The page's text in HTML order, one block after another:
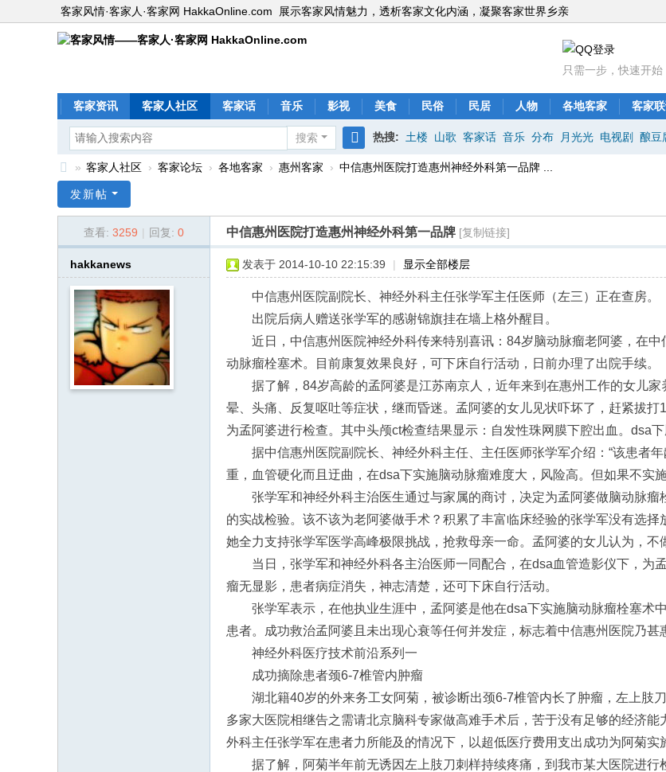
客家风情·客家人·客家网 HakkaOnline.com 展示客家风情魅力，透析客家文化内涵，凝聚客家世界乡亲
只需一步，快速开始
客家资讯 客家人社区 客家话 音乐 影视 美食 民俗 民居 人物 各地客家 客家
搜索
搜
热搜: 土楼 山歌 客家话 音乐 分布 月光光 电视剧 酿豆
家
» 客家人社区 › 客家论坛 › 各地客家 › 惠州客家 › 中信惠州医院打造惠州神经外科第一品牌 ...
发新帖
查看: 3259 | 回复: 0 中信惠州医院打造惠州神经外科第一品牌 [复制链接]
hakkanews 发表于 2014-10-10 22:15:39 | 显示全部楼层
中信惠州医院副院长、神经外科主任张学军主任医师（左三）正在查房。
出院后病人赠送张学军的感谢锦旗挂在墙上格外醒目。
近日，中信惠州医院神经外科传来特别喜讯：84岁脑动脉瘤老阿婆，在
动脉瘤栓塞术。目前康复效果良好，可下床自行活动，日前办理了出院手续。
据了解，84岁高龄的孟阿婆是江苏南京人，近年来到在惠州工作的女儿
晕、头痛、反复呕吐等症状，继而昏迷。孟阿婆的女儿见状吓坏了，赶紧拔
为孟阿婆进行检查。其中头颅ct检查结果显示：自发性珠网膜下腔出血。dsa
据中信惠州医院副院长、神经外科主任、主任医师张学军介绍：“该患者
重，血管硬化而且迂曲，在dsa下实施脑动脉瘤难度大，风险高。但如果不实
张学军和神经外科主治医生通过与家属的商讨，决定为孟阿婆做脑动脉
的实战检验。该不该为老阿婆做手术？积累了丰富临床经验的张学军没有选
她全力支持张学军医学高峰极限挑战，抢救母亲一命。孟阿婆的女儿认为，不
当日，张学军和神经外科各主治医师一同配合，在dsa血管造影仪下，为
瘤无显影，患者病症消失，神志清楚，还可下床自行活动。
张学军表示，在他执业生涯中，孟阿婆是他在dsa下实施脑动脉瘤栓塞术
患者。成功救治孟阿婆且未出现心衰等任何并发症，标志着中信惠州医院乃甚
神经外科医疗技术前沿系列一
成功摘除患者颈6-7椎管内肿瘤
湖北籍40岁的外来务工女阿菊，被诊断出颈6-7椎管内长了肿瘤，左上肢
多家大医院相继告之需请北京脑科专家做高难手术后，苦于没有足够的经济
外科主任张学军在患者力所能及的情况下，以超低医疗费用支出成功为阿菊实
据了解，阿菊半年前无诱因左上肢刀刺样持续疼痛，到我市某大医院进